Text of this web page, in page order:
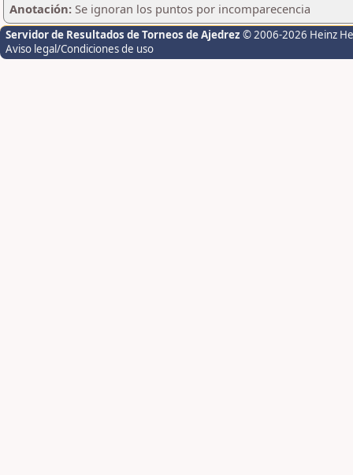
Anotación: Se ignoran los puntos por incomparecencia
Servidor de Resultados de Torneos de Ajedrez © 2006-2026 Heinz
Aviso legal/Condiciones de uso